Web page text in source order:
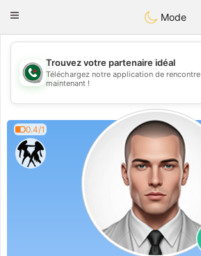
Weshrak
Toggle
Mode
💖
💕
Trouvez votre partenaire idéal
Téléchargez notre application de rencontre
maintenant !
0.4/1